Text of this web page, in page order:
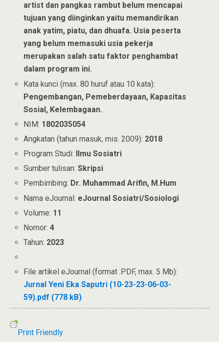
artist dan pangkas rambut belum mencapai
tujuan yang diinginkan yaitu memandirikan
anak yatim, piatu, dan dhuafa. Usia peserta
yang belum memasuki usia pekerja
merupakan salah satu faktor penghambat
dalam program ini.
Kata kunci (max. 80 huruf atau 10 kata):
Pengembangan, Pemeberdayaan, Kapasitas
Sosial, Kelembagaan.
NIM: 1802035054
Angkatan (tahun masuk, mis. 2009): 2018
Program Studi: Ilmu Sosiatri
Sumber tulisan:Skripsi
Pembimbing: Dr. Muhammad Arifin, M.Hum
Nama eJournal: eJournal Sosiatri/Sosiologi
Volume: 11
Nomor:4
Tahun: 2023
File artikel eJournal (format .PDF, max. 5 Mb):
Jurnal Yeni Eka Saputri (10-23-23-06-03-
59).pdf (778 kB)
Print Friendly